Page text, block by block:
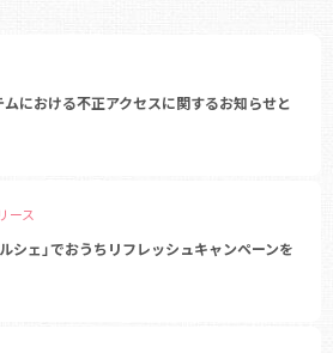
における不正アクセスに関するお知らせと
ース
シェ」でおうちリフレッシュキャンペーンを